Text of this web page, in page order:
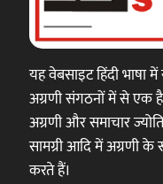
यह वेबसाइट हिंदी भाषा
अग्रणी संगठनों में से एक
अग्रणी और समाचार
सामग्री आदि में अग्रणी के
करते हैं।